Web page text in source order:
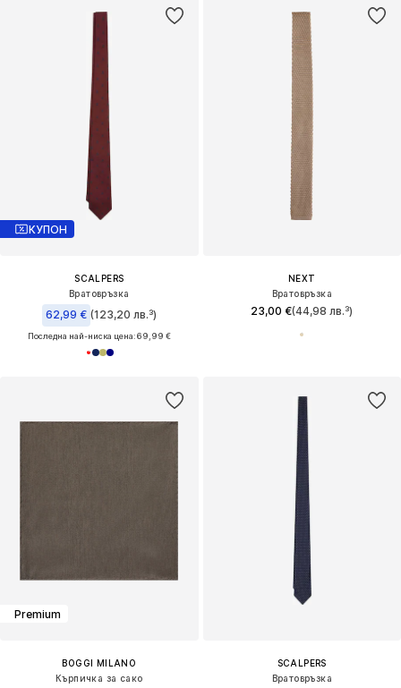
КУПОН
SCALPERS
Вратовръзка
62,99 € (123,20 лв.³)
Последна най-ниска цена:69,99 €
NEXT
Вратовръзка
23,00 €(44,98 лв.³)
Premium
BOGGI MILANO
Кърпичка за сако
SCALPERS
Вратовръзка